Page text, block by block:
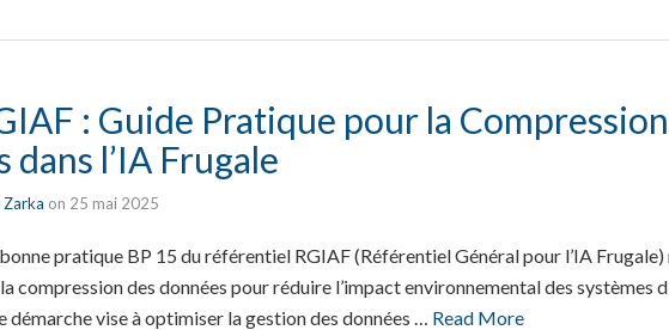
: Guide Pratique pour la
dans l’IA Frugale
Zarka on 25 mai 2025
pratique BP 15 du référentiel RGIAF (Référentiel Général pour l’IA Frugale)
compression des données pour réduire l’impact environnemental des systèmes
vise à optimiser la gestion des données … Read More